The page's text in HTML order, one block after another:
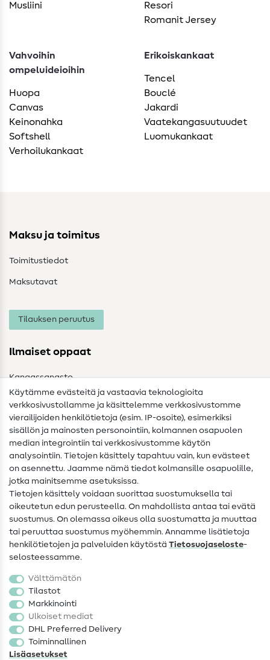
Musliini
Resori
Romanit Jersey
Vahvoihin
ompeluideioihin
Huopa
Canvas
Keinonahka
Softshell
Verhoilukankaat
Erikoiskankaat
Tencel
Bouclé
Jakardi
Vaatekangasuutuudet
Luomukankaat
Maksu ja toimitus
Toimitustiedot
Maksutavat
Tilauksen peruutus
Ilmaiset oppaat
Kangassanasto
Ompelusanasto
Ompeluohjeet
Apua ja yhteystiedot
Yhteystiedot
Tietoa omistajanvaihdoksesta
Peruutusoikeus
Suosittu
Kankaat
Ompelutarvikkeet
Ale
Käytämme evästeitä ja vastaavia teknologioita
verkkosivustollamme ja käsittelemme verkkosivustomme
vierailijoiden henkilötietoja (esim. IP-osoite), esimerkiksi
sisällön ja mainosten personointiin, kolmannen osapuolen
median integrointiin tai verkkosivustomme käytön
analysointiin. Tietojen käsittely tapahtuu vain, kun evästeet
on asennettu. Jaamme nämä tiedot kolmansille osapuolille,
jotka mainitsemme asetuksissa.
Tietojen käsittely voidaan suorittaa suostumuksella tai
oikeutetun edun perusteella. On mahdollista antaa tai evätä
suostumus. On olemassa oikeus olla suostumatta ja muuttaa
tai peruuttaa suostumus myöhemmin. Annamme lisätietoja
henkilötietojen ja palveluiden käytöstä Tietosuojaseloste-
selosteessamme.
Välttämätön
Tilastot
Markkinointi
Ulkoiset mediat
DHL Preferred Delivery
Toiminnallinen
Lisäasetukset